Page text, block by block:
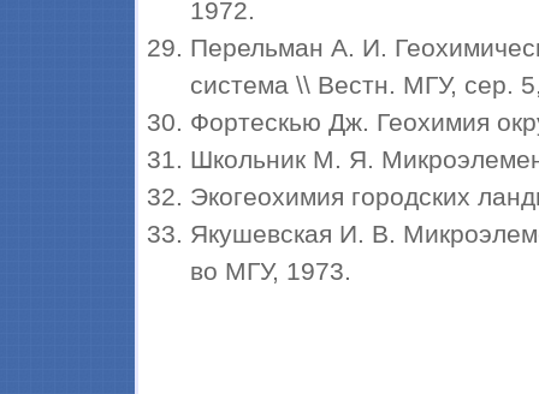
1972.
Перельман А. И.
система \\ Вестн. МГУ, сер.
Фортескью Дж. Геохимия
Школьник М. Я.
Экогеохимия городских
Якушевская И. В.
во МГУ, 1973.